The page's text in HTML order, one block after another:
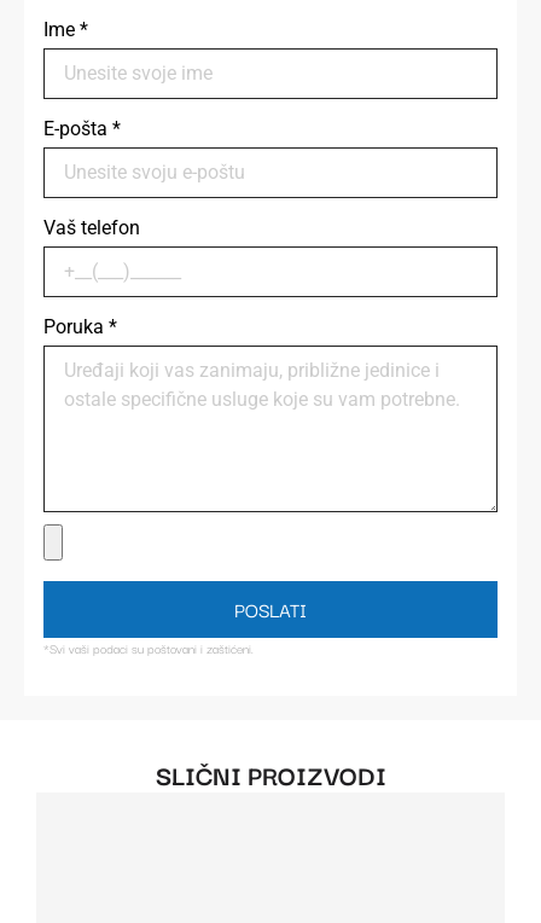
Ime *
E-pošta *
Vaš telefon
Poruka *
POSLATI
*Svi vaši podaci su poštovani i zaštićeni.
SLIČNI PROIZVODI